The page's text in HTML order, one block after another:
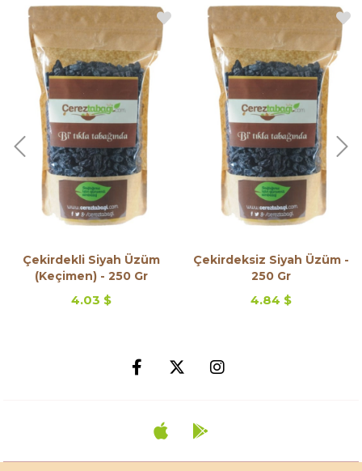
Çekirdekli Siyah Üzüm
(Keçimen) - 250 Gr
4.03 $
Çekirdeksiz Siyah Üzüm -
250 Gr
4.84 $